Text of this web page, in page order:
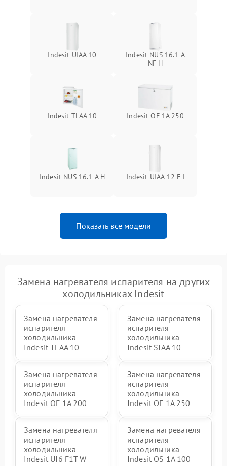
Indesit UIAA 10
Indesit NUS 16.1 A
NF H
Indesit TLAA 10 Indesit OF 1A 250
Indesit NUS 16.1 A H Indesit UIAA 12 F I
Показать все модели
Замена нагревателя испарителя на других
холодильниках Indesit
Замена нагревателя
испарителя
холодильника
Indesit TLAA 10
Замена нагревателя
испарителя
холодильника
Indesit SIAA 10
Замена нагревателя
испарителя
холодильника
Indesit OF 1A 200
Замена нагревателя
испарителя
холодильника
Indesit OF 1A 250
Замена нагревателя
испарителя
холодильника
Indesit UI6 F1T W
Замена нагревателя
испарителя
холодильника
Indesit OS 1A 100